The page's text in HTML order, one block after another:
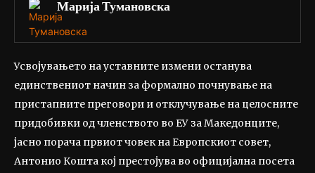
Марија Тумановска
Усвојувањето на уставните измени останува
единствениот начин за формално почнување на
пристапните преговори и отклучување на целосните
придобивки од членството во ЕУ за Македонците,
јасно порача првиот човек на Европскиот совет,
Антонио Кошта кој престојува во официјална посета